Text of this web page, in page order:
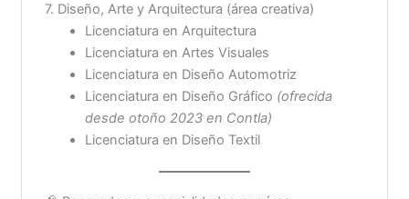
7. Diseño, Arte y Arquitectura (área creativa)
Licenciatura en Arquitectura
Licenciatura en Artes Visuales
Licenciatura en Diseño Automotriz
Licenciatura en Diseño Gráfico (ofrecida
desde otoño 2023 en Contla)
Licenciatura en Diseño Textil